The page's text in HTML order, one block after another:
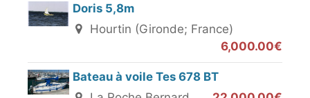
Doris 5,8m
Hourtin (Gironde; France)
6,000.00€
Bateau à voile Tes 678 BT